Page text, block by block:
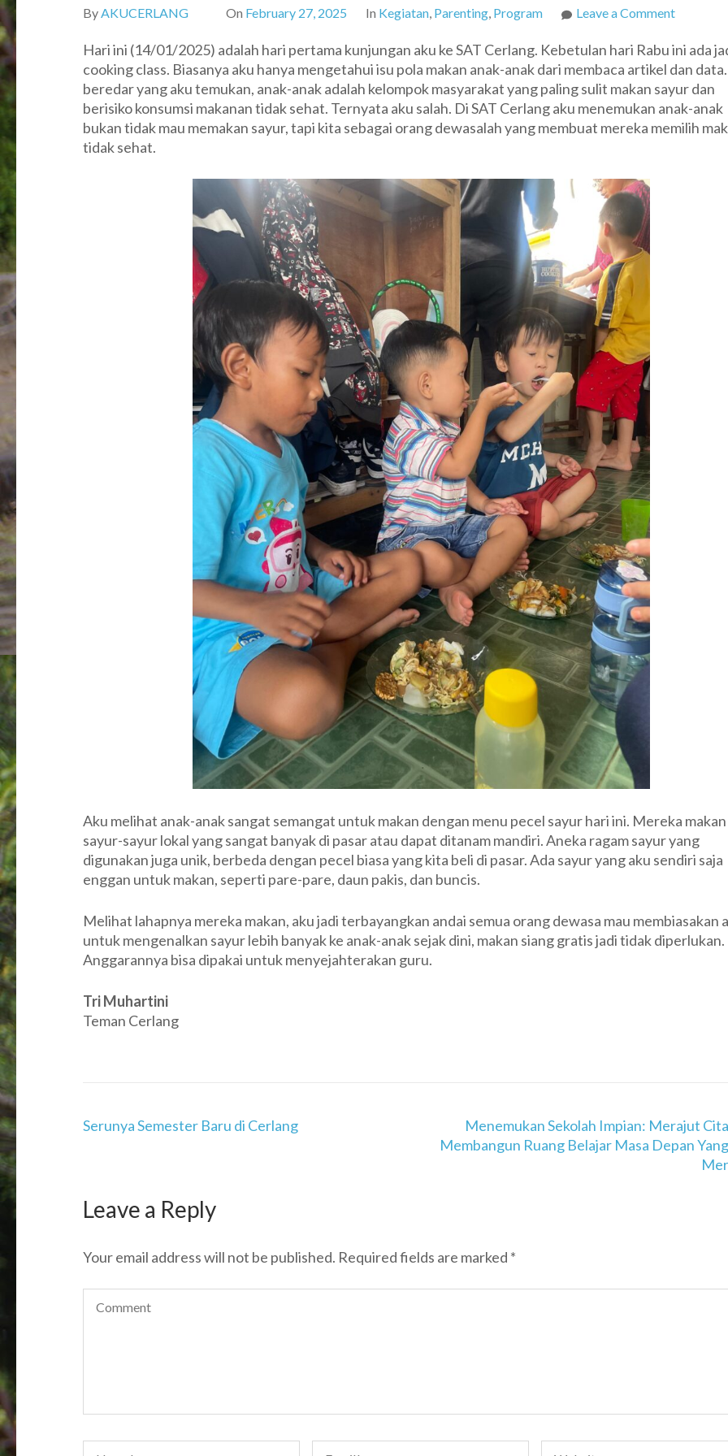
ByAKUCERLANG On February 27, 2025 In Kegiatan, Parenting, Program Leave a Commenton
Pola
Makan
Anak
Hari ini (14/01/2025) adalah hari pertama kunjungan aku ke SAT Cerlang. Kebetulan hari Rabu ini ada
cooking class. Biasanya aku hanya mengetahui isu pola makan anak-anak dari membaca artikel dan
beredar yang aku temukan, anak-anak adalah kelompok masyarakat yang paling sulit makan sayur dan
berisiko konsumsi makanan tidak sehat. Ternyata aku salah. Di SAT Cerlang aku menemukan anak-anak
bukan tidak mau memakan sayur, tapi kita sebagai orang dewasalah yang membuat mereka memilih
tidak sehat.
Aku melihat anak-anak sangat semangat untuk makan dengan menu pecel sayur hari ini. Mereka makan
sayur-sayur lokal yang sangat banyak di pasar atau dapat ditanam mandiri. Aneka ragam sayur yang
digunakan juga unik, berbeda dengan pecel biasa yang kita beli di pasar. Ada sayur yang aku sendiri saja
enggan untuk makan, seperti pare-pare, daun pakis, dan buncis.
Melihat lahapnya mereka makan, aku jadi terbayangkan andai semua orang dewasa mau membiasakan
untuk mengenalkan sayur lebih banyak ke anak-anak sejak dini, makan siang gratis jadi tidak diperlukan.
Anggarannya bisa dipakai untuk menyejahterakan guru.
Tri Muhartini
Teman Cerlang
Post
Serunya Semester Baru di Cerlang
Menemukan Sekolah Impian: Merajut
Membangun Ruang Belajar Masa Depan
Leave a Reply
Your email address will not be published. Required fields are marked *